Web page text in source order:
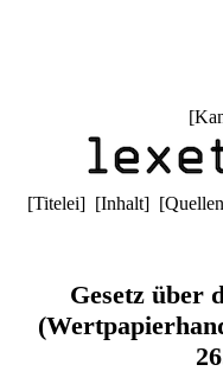
[
[Titelei] [Inhalt] [Quellen
Gesetz über